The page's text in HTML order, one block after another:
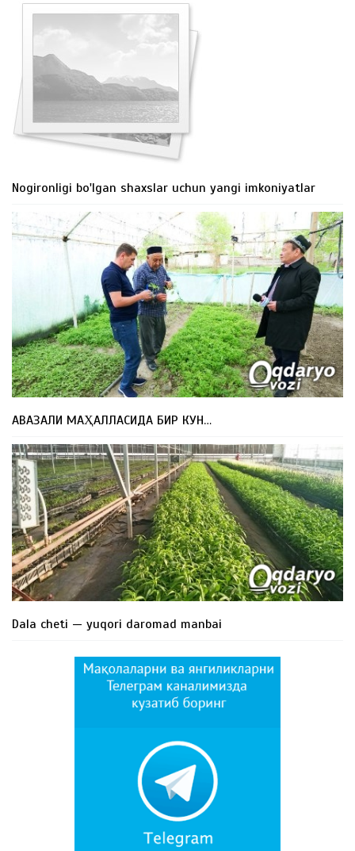
Nogironligi bo'lgan shaxslar uchun yangi imkoniyatlar
АВАЗАЛИ МАҲАЛЛАСИДА БИР КУН…
Dala cheti — yuqori daromad manbai